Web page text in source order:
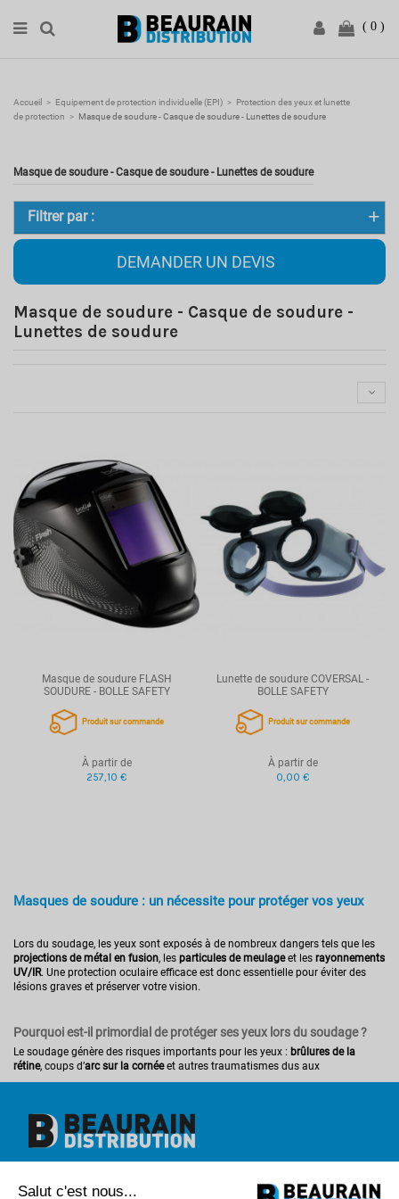
0
Accueil Equipement de protection individuelle (EPI)
Protection des yeux et lunette
de protection
Masque de soudure - Casque de soudure - Lunettes de soudure
Masque de soudure - Casque de soudure -
Lunettes de soudure
Masque de soudure FLASH
SOUDURE - BOLLE SAFETY
Produit sur commande
À partir de
257,10 €
Lunette de soudure COVERSAL -
BOLLE SAFETY
Produit sur commande
À partir de
0,00 €
Masques de soudure : un nécessite pour protéger vos yeux
Lors du soudage, les yeux sont exposés à de nombreux dangers tels que les
projections de métal en fusion, les particules de meulageet les rayonnements
UV/IR. Une protection oculaire efficace est donc essentielle pour éviter des
lésions graves et préserver votre vision.
Pourquoi est-il primordial de protéger ses yeux lors du soudage ?
Le soudage génère des risques importants pour les yeux : brûlures de la
rétine, coups d’arc sur la cornéeet autres traumatismes dus aux
rayonnements UV et infrarouges. Une exposition prolongée sans protection
vous pouvez exercer votre métier en toute sécurité. Beaurain Distribution vous
propose une gamme complète de protections oculaires pour le soudage.
Comment bien protéger vos yeux lors du soudage ?
Masque de soudure - Casque de soudure - Lunettes de soudure
Filtrer par :
DEMANDER UN DEVIS
1 rue de l'abbé Caron
Salut c'est nous...